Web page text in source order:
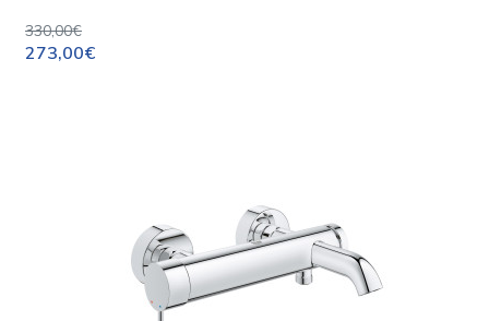
330,00€
273,00€